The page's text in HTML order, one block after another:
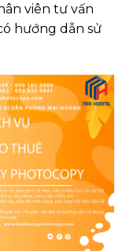
viên tư vấn
hướng dẫn sử